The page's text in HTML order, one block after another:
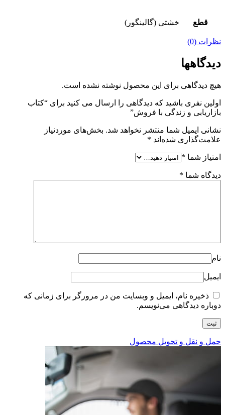
قطع خشتی (گالینگور)
نظرات (0)
دیدگاهها
هیچ دیدگاهی برای این محصول نوشته نشده است.
اولین نفری باشید که دیدگاهی را ارسال می کنید برای “کتاب
بازاریابی و زندگی با فروش”
نشانی ایمیل شما منتشر نخواهد شد. بخش‌های موردنیاز
علامت‌گذاری شده‌اند *
امتیاز شما *
دیدگاه شما *
نام
ایمیل
ذخیره نام، ایمیل و وبسایت من در مرورگر برای زمانی که
دوباره دیدگاهی می‌نویسم.
حمل و نقل و تحویل محصول